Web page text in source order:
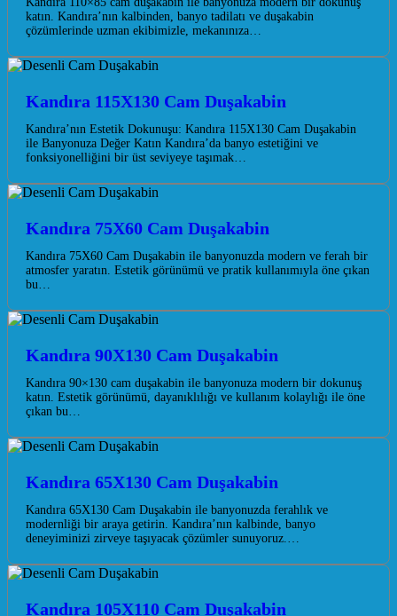
katın. Kandıra’nın kalbinden, banyo tadilatı ve duşakabin
çözümlerinde uzman ekibimizle, mekanınıza…
Kandıra 115X130 Cam Duşakabin
Kandıra’nın Estetik Dokunuşu: Kandıra 115X130 Cam Duşakabin
ile Banyonuza Değer Katın Kandıra’da banyo estetiğini ve
fonksiyonelliğini bir üst seviyeye taşımak…
Kandıra 75X60 Cam Duşakabin
Kandıra 75X60 Cam Duşakabin ile banyonuzda modern ve ferah bir
atmosfer yaratın. Estetik görünümü ve pratik kullanımıyla öne çıkan
bu…
Kandıra 90X130 Cam Duşakabin
Kandıra 90×130 cam duşakabin ile banyonuza modern bir dokunuş
katın. Estetik görünümü, dayanıklılığı ve kullanım kolaylığı ile öne
çıkan bu…
Kandıra 65X130 Cam Duşakabin
Kandıra 65X130 Cam Duşakabin ile banyonuzda ferahlık ve
modernliği bir araya getirin. Kandıra’nın kalbinde, banyo
deneyiminizi zirveye taşıyacak çözümler sunuyoruz.…
Kandıra 105X110 Cam Duşakabin